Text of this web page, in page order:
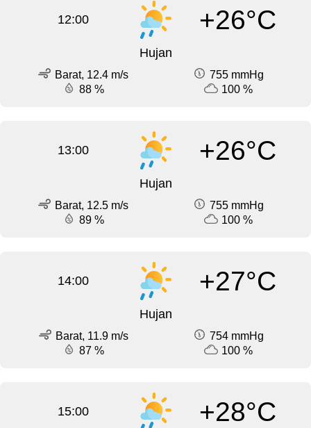
12:00 +26°C
Hujan
Barat, 12.4 m/s
755 mmHg
88 %
100 %
13:00 +26°C
Hujan
Barat, 12.5 m/s
755 mmHg
89 %
100 %
14:00 +27°C
Hujan
Barat, 11.9 m/s
754 mmHg
87 %
100 %
15:00 +28°C